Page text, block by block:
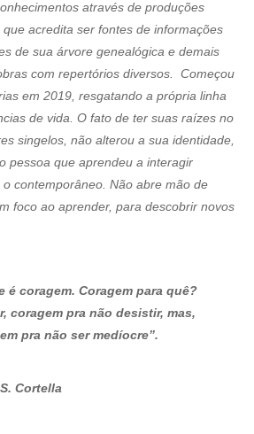
através de produções
acredita ser fontes de informações
de sua árvore genealógica e demais
com repertórios diversos. Começou
em 2019, resgatando a própria linha
de vida. O fato de ter suas raízes no
singelos, não alterou a sua identidade,
pessoa que aprendeu a interagir
contemporâneo. Não abre mão de
foco ao aprender, para descobrir novos
é coragem. Coragem para quê?
coragem pra não desistir, mas,
pra não ser medíocre”.